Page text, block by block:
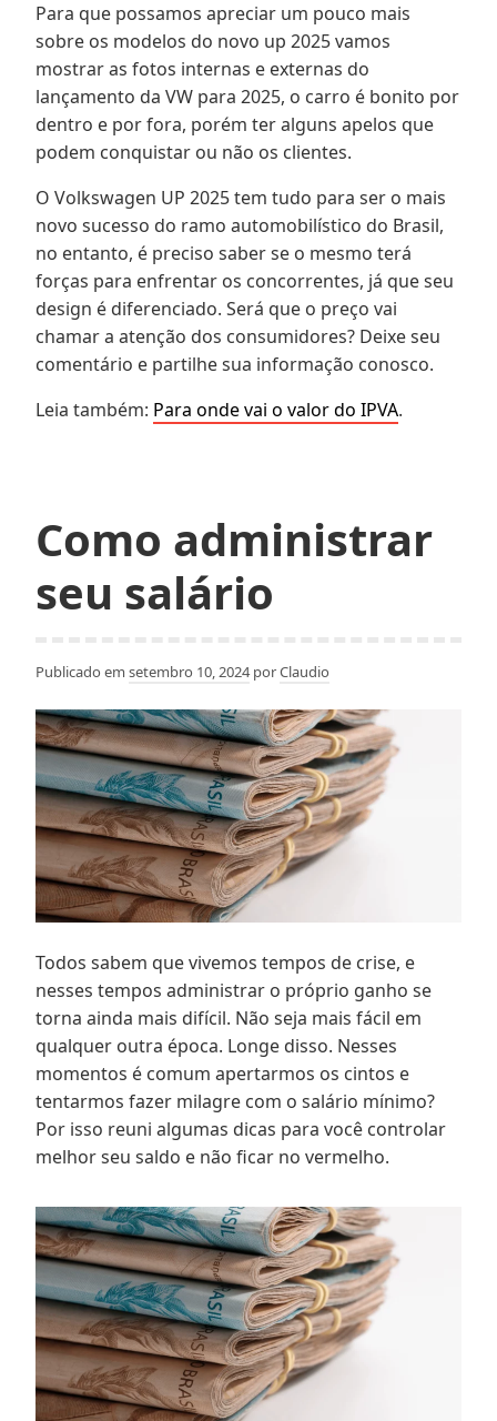
Para que possamos apreciar um pouco mais
sobre os modelos do novo up 2025 vamos
mostrar as fotos internas e externas do
lançamento da VW para 2025, o carro é bonito por
dentro e por fora, porém ter alguns apelos que
podem conquistar ou não os clientes.
O Volkswagen UP 2025 tem tudo para ser o mais
novo sucesso do ramo automobilístico do Brasil,
no entanto, é preciso saber se o mesmo terá
forças para enfrentar os concorrentes, já que seu
design é diferenciado. Será que o preço vai
chamar a atenção dos consumidores? Deixe seu
comentário e partilhe sua informação conosco.
Leia também: Para onde vai o valor do IPVA.
Como administrar
seu salário
Publicado em setembro 10, 2024porClaudio
Todos sabem que vivemos tempos de crise, e
nesses tempos administrar o próprio ganho se
torna ainda mais difícil. Não seja mais fácil em
qualquer outra época. Longe disso. Nesses
momentos é comum apertarmos os cintos e
tentarmos fazer milagre com o salário mínimo?
Por isso reuni algumas dicas para você controlar
melhor seu saldo e não ficar no vermelho.